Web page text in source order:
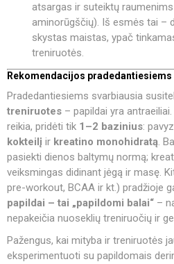
atsargas ir suteiktų raumenims
aminorūgščių). Iš esmės tai –
skystas maistas, ypač
treniruotės.
Rekomendacijos
Pradedantiesiems svarbiausia
treniruotes – papildai yra
reikia, pridėti tik 1–2 bazinius:
kokteilį ir kreatino monohidratą.
pasiekti dienos baltymų normą;
veiksmingas didinant jėgą ir masę.
pre-workout, BCAA ir kt.) pradžioje
papildai – tai „papildomi balai“ –
nepakeičia nuoseklių treniruočių ir
Pažengus, kai mityba ir treniruotės
eksperimentuoti su papildomais